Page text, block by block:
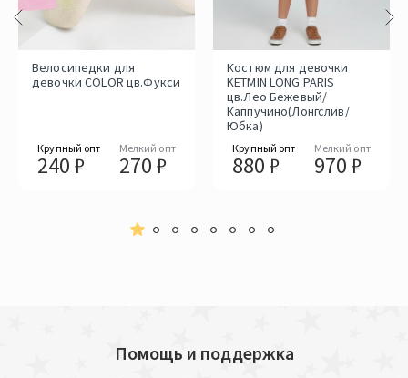
Велосипедки для
девочки COLOR цв.Фукси
Крупный опт
240 ₽
Мелкий опт
270 ₽
Костюм для девочки
KETMIN LONG PARIS
цв.Лео Бежевый/
Каппучино(Лонгслив/
Юбка)
Крупный опт
880 ₽
Мелкий опт
970 ₽
Помощь и поддержка